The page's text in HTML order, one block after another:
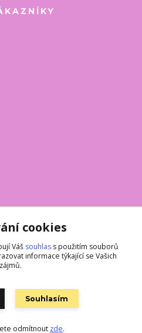
cookies
Váš souhlas s použitím souborů
informace týkající se Vašich
zájmů.
Souhlasím
odmítnout zde.